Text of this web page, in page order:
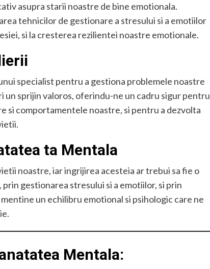
asupra starii noastre de bine emotionala.
tehnicilor de gestionare a stresului si a emotiilor
si la cresterea rezilientei noastre emotionale.
specialist pentru a gestiona problemele noastre
un sprijin valoros, oferindu-ne un cadru sigur pentru
si comportamentele noastre, si pentru a dezvolta
ta Mentala
noastre, iar ingrijirea acesteia ar trebui sa fie o
gestionarea stresului si a emotiilor, si prin
un echilibru emotional si psihologic care ne
Mentala: